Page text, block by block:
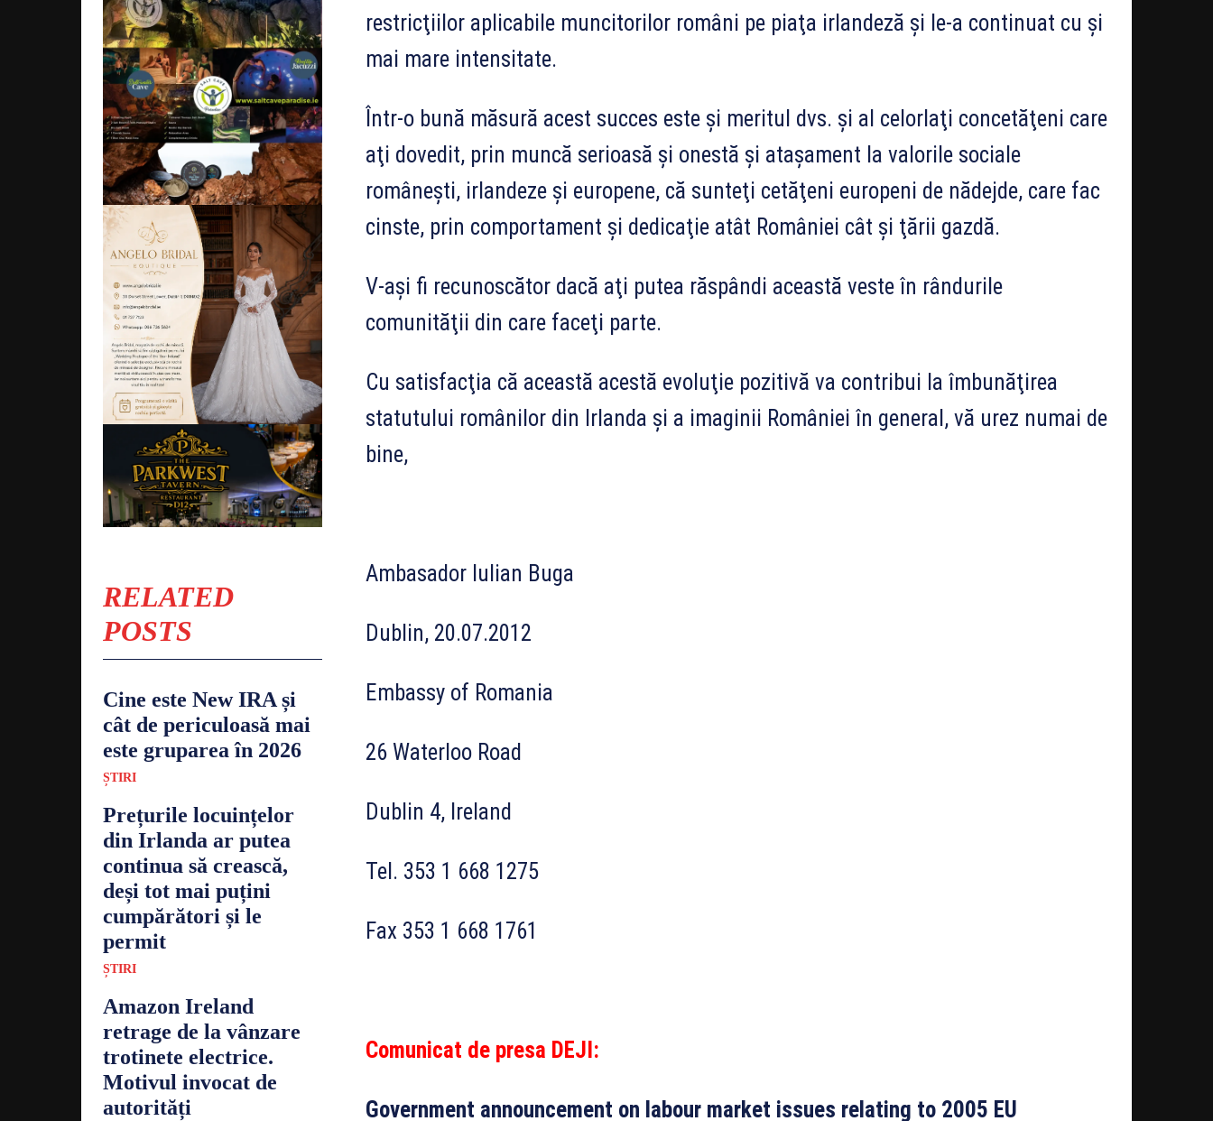
RELATED
POSTS
Cine este New IRA și
cât de periculoasă mai
este gruparea în 2026
ȘTIRI
Prețurile locuințelor
din Irlanda ar putea
continua să crească,
deși tot mai puțini
cumpărători și le
permit
ȘTIRI
Amazon Ireland
retrage de la vânzare
trotinete electrice.
Motivul invocat de
autorități
restricţiilor aplicabile muncitorilor români pe piaţa irlandeză şi le-a continuat cu şi
mai mare intensitate.
Într-o bună măsură acest succes este şi meritul dvs. şi al celorlaţi concetăţeni care
aţi dovedit, prin muncă serioasă şi onestă şi ataşament la valorile sociale
româneşti, irlandeze şi europene, că sunteţi cetăţeni europeni de nădejde, care fac
cinste, prin comportament şi dedicaţie atât României cât şi ţării gazdă.
V-aşi fi recunoscător dacă aţi putea răspândi această veste în rândurile
comunităţii din care faceţi parte.
Cu satisfacţia că această acestă evoluţie pozitivă va contribui la îmbunăţirea
statutului românilor din Irlanda şi a imaginii României în general, vă urez numai de
bine,
Ambasador Iulian Buga
Dublin, 20.07.2012
Embassy of Romania
26 Waterloo Road
Dublin 4, Ireland
Tel. 353 1 668 1275
Fax 353 1 668 1761
Comunicat de presa DEJI :
Government announcement on labour market issues relating to 2005 EU